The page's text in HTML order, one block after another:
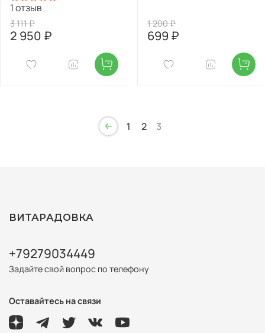
1отзыв
3 111 ₽
2 950 ₽
1 200 ₽
699 ₽
1 2 3
ВИТАРАДОВКА
+79279034449
Задайте свой вопрос по телефону
Оставайтесь на связи